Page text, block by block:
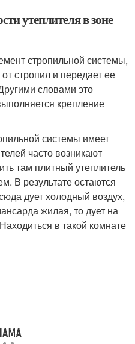
утеплителя в зоне
стропильной системы,
стропил и передает ее
словами это
крепление
системы имеет
часто возникают
там плитный утеплитель
В результате остаются
дует холодный воздух,
жилая, то дует на
в такой комнате